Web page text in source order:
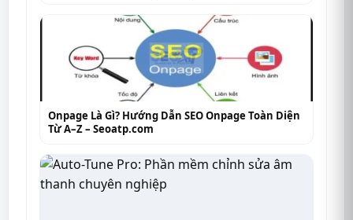
Onpage Là Gì? Hướng Dẫn SEO Onpage Toàn Diện
Từ A–Z – Seoatp.com